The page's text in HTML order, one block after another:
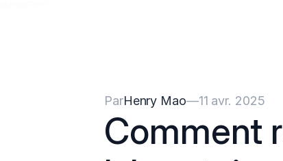
ParHenry Mao—11 avr. 2025
Comment